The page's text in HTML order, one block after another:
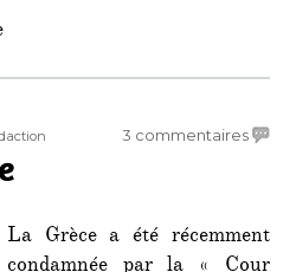
Le « Jésus » de Jean-
3 commentairessur
La Grèce a été récemment